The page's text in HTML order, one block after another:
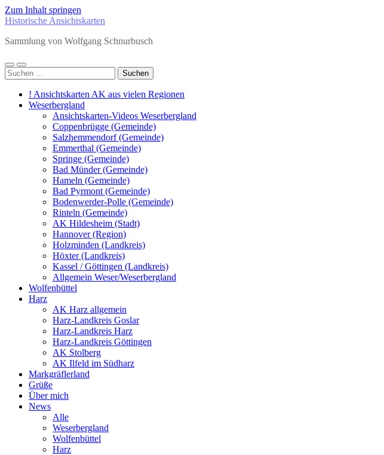
Zum Inhalt springen
Historische Ansichtskarten
Sammlung von Wolfgang Schnurbusch
Mobile-
Menü
Suchfeld
ein-/ausblenden
Suchen
nach:
! Ansichtskarten AK aus vielen Regionen
Weserbergland
Ansichtskarten-Videos Weserbergland
Coppenbrügge (Gemeinde)
Salzhemmendorf (Gemeinde)
Emmerthal (Gemeinde)
Springe (Gemeinde)
Bad Münder (Gemeinde)
Hameln (Gemeinde)
Bad Pyrmont (Gemeinde)
Bodenwerder-Polle (Gemeinde)
Rinteln (Gemeinde)
AK Hildesheim (Stadt)
Hannover (Region)
Holzminden (Landkreis)
Höxter (Landkreis)
Kassel / Göttingen (Landkreis)
Allgemein Weser/Weserbergland
Wolfenbüttel
Harz
AK Harz allgemein
Harz-Landkreis Goslar
Harz-Landkreis Harz
Harz-Landkreis Göttingen
AK Stolberg
AK Ilfeld im Südharz
Markgräflerland
Grüße
Über mich
News
Alle
Weserbergland
Wolfenbüttel
Harz